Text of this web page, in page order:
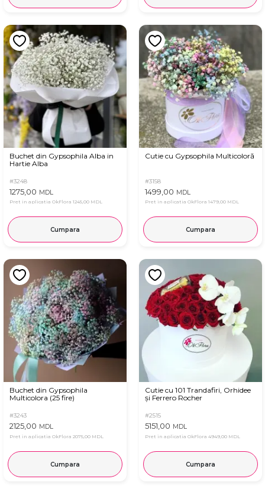
Buchet din Gypsophila Alba in
Hartie Alba
#3248
1275,00 MDL
Pret in aplicatia OkFlora 1245,00 MDL
Cumpara
Cutie cu Gypsophila Multicoloră
#3158
1499,00 MDL
Pret in aplicatia OkFlora 1479,00 MDL
Cumpara
Buchet din Gypsophila
Multicolora (25 fire)
#3243
2125,00 MDL
Pret in aplicatia OkFlora 2075,00 MDL
Cumpara
Cutie cu 101 Trandafiri, Orhidee
și Ferrero Rocher
#2515
5151,00 MDL
Pret in aplicatia OkFlora 4949,00 MDL
Cumpara